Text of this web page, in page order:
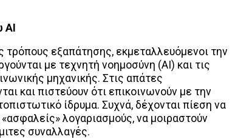
ΑΙ
τρόπους εξαπάτησης, εκμεταλλευόμενοι την
με τεχνητή νοημοσύνη (ΑΙ) και τις
μηχανικής. Στις απάτες
και πιστεύουν ότι επικοινωνούν με την
ίδρυμα. Συχνά, δέχονται πίεση να
λογαριασμούς, να μοιραστούν
συναλλαγές.